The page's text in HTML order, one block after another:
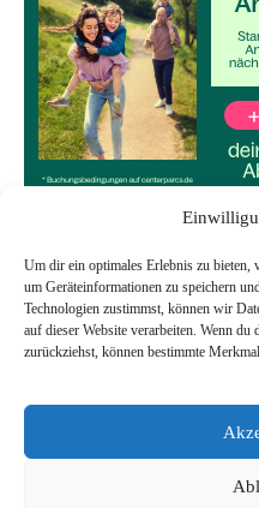
Um dir ein optimales Erlebnis zu
um Geräteinformationen zu speichern
Technologien zustimmst, können wir
auf dieser Website verarbeiten. Wenn
zurückziehst, können bestimmte
Start
Datenschutzerklärung
Impressum